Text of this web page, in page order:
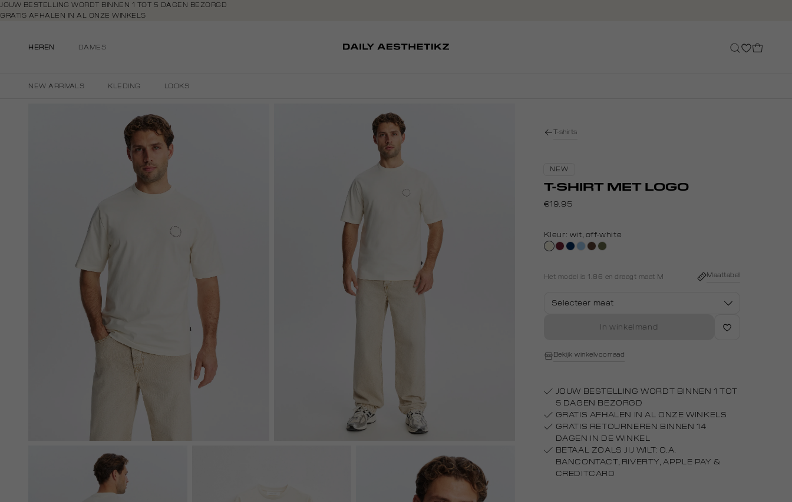
Navigeer
direct naar
Open de
JOUW BESTELLING WORDT BINNEN 1 TOT 5 DAGEN BEZORGD
GRATIS AFHALEN IN AL ONZE WINKELS
HEREN
DAMES
NEW ARRIVALS KLEDING LOOKS
T-shirts
NEW
T-SHIRT MET LOGO
€19.95
Kleur: wit, off-white
wit,bordeaux
donkerblauw
lichtblauw
donkerbruin
groen,
Het model is 1.86 en draagt maat M Maattabel
Selecteer maat
In winkelmand
Bekijk winkelvoorraad
JOUW BESTELLING WORDT BINNEN 1 TOT
5 DAGEN BEZORGD
GRATIS AFHALEN IN AL ONZE WINKELS
GRATIS RETOURNEREN BINNEN 14
DAGEN IN DE WINKEL
BETAAL ZOALS JIJ WILT: O.A.
BANCONTACT, RIVERTY, APPLE PAY &
CREDITCARD